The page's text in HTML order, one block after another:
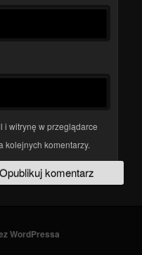
i witrynę w przeglądarce
kolejnych komentarzy.
WordPressa